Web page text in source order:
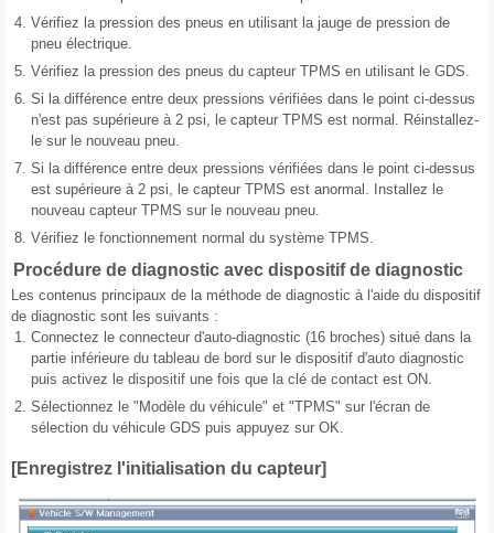
4. Vérifiez la pression des pneus en utilisant la jauge de pression de
pneu électrique.
5. Vérifiez la pression des pneus du capteur TPMS en utilisant le GDS.
6. Si la différence entre deux pressions vérifiées dans le point ci-dessus
n'est pas supérieure à 2 psi, le capteur TPMS est normal. Réinstallez-
le sur le nouveau pneu.
7. Si la différence entre deux pressions vérifiées dans le point ci-dessus
est supérieure à 2 psi, le capteur TPMS est anormal. Installez le
nouveau capteur TPMS sur le nouveau pneu.
8. Vérifiez le fonctionnement normal du système TPMS.
Procédure de diagnostic avec dispositif de diagnostic
Les contenus principaux de la méthode de diagnostic à l'aide du dispositif
de diagnostic sont les suivants :
1. Connectez le connecteur d'auto-diagnostic (16 broches) situé dans la
partie inférieure du tableau de bord sur le dispositif d'auto diagnostic
puis activez le dispositif une fois que la clé de contact est ON.
2. Sélectionnez le "Modèle du véhicule" et "TPMS" sur l'écran de
sélection du véhicule GDS puis appuyez sur OK.
[Enregistrez l'initialisation du capteur]